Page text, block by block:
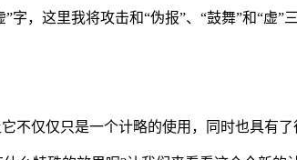
，这里我将攻击和“伪报”、“鼓舞”和“虚”
不仅仅只是一个计略的使用，同时也具有了